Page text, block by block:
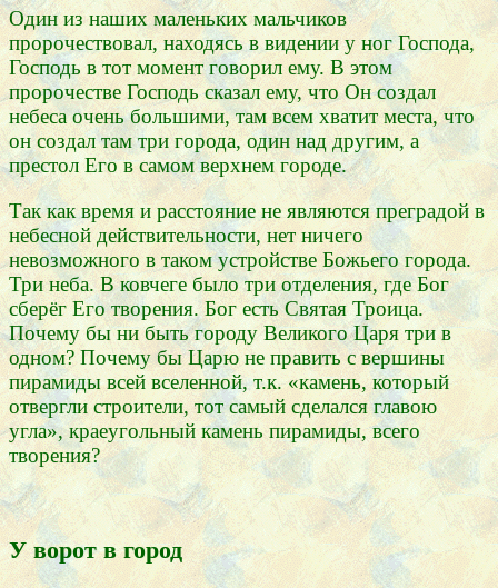
Один из наших маленьких мальчиков
пророчествовал, находясь в видении у ног Господа,
Господь в тот момент говорил ему. В этом
пророчестве Господь сказал ему, что Он создал
небеса очень большими, там всем хватит места, что
он создал там три города, один над другим, а
престол Его в самом верхнем городе.
Так как время и расстояние не являются преградой в
небесной действительности, нет ничего
невозможного в таком устройстве Божьего города.
Три неба. В ковчеге было три отделения, где Бог
сберёг Его творения. Бог есть Святая Троица.
Почему бы ни быть городу Великого Царя три в
одном? Почему бы Царю не править с вершины
пирамиды всей вселенной, т.к. «камень, который
отвергли строители, тот самый сделался главою
угла», краеугольный камень пирамиды, всего
творения?
У ворот в город